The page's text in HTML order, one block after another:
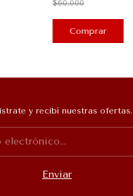
$60.000
y recibí nuestras ofertas.